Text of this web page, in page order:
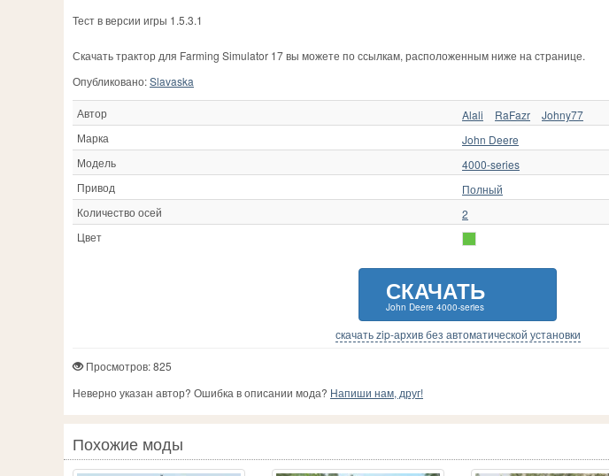
Тест в версии игры 1.5.3.1
Скачать трактор для Farming Simulator 17 вы можете по ссылкам, расположенным ниже на странице.
Опубликовано:Slavaska
Автор Alali RaFazr
Johny77
Марка
John Deere
Модель
4000-series
Привод
Полный
Количество осей
2
Цвет
СКАЧАТЬ
John Deere 4000-series
скачать zip-архив без автоматической установки
Просмотров: 825
Неверно указан автор? Ошибка в описании мода? Напиши нам, друг!
Похожие моды